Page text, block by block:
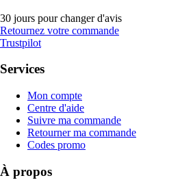
30 jours pour changer d'avis
Retournez votre commande
Trustpilot
Services
Mon compte
Centre d'aide
Suivre ma commande
Retourner ma commande
Codes promo
À propos